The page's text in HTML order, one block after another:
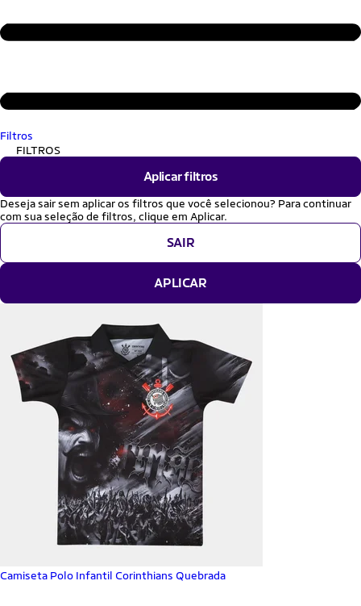
Filtros
FILTROS
Aplicar filtros
Deseja sair sem aplicar os filtros que você selecionou? Para continuar
com sua seleção de filtros, clique em Aplicar.
SAIR
APLICAR
Camiseta Polo Infantil Corinthians Quebrada